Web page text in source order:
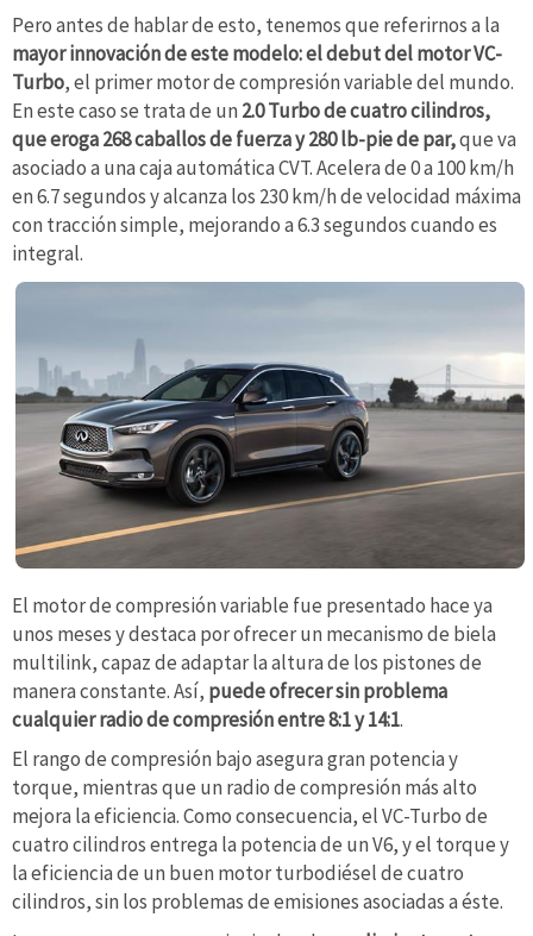
Pero antes de hablar de esto, tenemos que referirnos a la
mayor innovación de este modelo: el debut del motor VC-
Turbo, el primer motor de compresión variable del mundo.
En este caso se trata de un 2.0 Turbo de cuatro cilindros,
que eroga 268 caballos de fuerza y280 lb-pie depar,que va
asociado a una caja automática CVT. Acelera de 0 a 100 km/h
en 6.7 segundos y alcanza los 230 km/h de velocidad máxima
con tracción simple, mejorando a 6.3 segundos cuando es
integral.
El motor de compresión variable fue presentado hace ya
unos meses y destaca por ofrecer un mecanismo de biela
multilink, capaz de adaptar la altura de los pistones de
manera constante. Así, puede ofrecer sin problema
cualquier radio de compresión entre 8:1 y 14:1.
El rango de compresión bajo asegura gran potencia y
torque, mientras que un radio de compresión más alto
mejora la eficiencia. Como consecuencia, el VC-Turbo de
cuatro cilindros entrega la potencia de un V6, y el torque y
la eficiencia de un buen motor turbodiésel de cuatro
cilindros, sin los problemas de emisiones asociadas a éste.